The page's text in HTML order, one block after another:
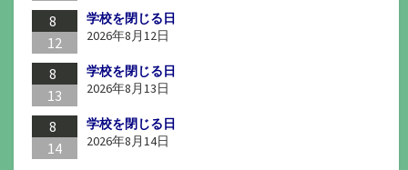
8
12
学校を閉じる日
2026年8月12日
8
13
学校を閉じる日
2026年8月13日
8
14
学校を閉じる日
2026年8月14日